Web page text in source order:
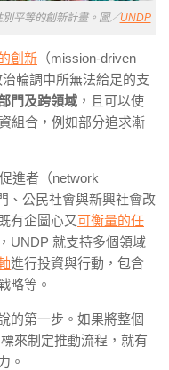
平等的創新計畫。圖／UNDP
創新 （mission-driven
輪調中所無法給足的支
門及跨領域 ，且可以使
組合，例如部分追求漸
進者（network
、公民社會與新興社會改
有企圖心又可衡量的任
UNDP 就支持多個領域
進行投資與行動，包含
略等。
的第一步。如果將整個
來制定推動流程，就有
。